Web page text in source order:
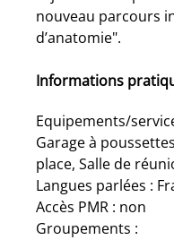
nouveau parcours
d’anatomie".
Informations
Equipements/
Garage à
place, Salle de
Langues parlées :
Accès PMR : non
Groupements :